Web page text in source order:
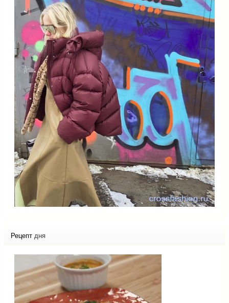
Рецепт дня